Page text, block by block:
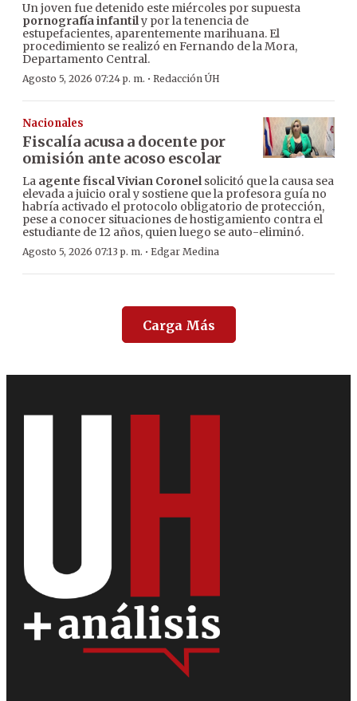
Un joven fue detenido este miércoles por supuesta
pornografía infantily por la tenencia de
estupefacientes, aparentemente marihuana. El
procedimiento se realizó en Fernando de la Mora,
Departamento Central.
Agosto 5, 2026 07:24 p. m. · Redacción ÚH
Nacionales
Fiscalía acusa a docente por
omisión ante acoso escolar
La agente fiscal Vivian Coronelsolicitó que la causa sea
elevada a juicio oral y sostiene que la profesora guía no
habría activado el protocolo obligatorio de protección,
pese a conocer situaciones de hostigamiento contra el
estudiante de 12 años, quien luego se auto-eliminó.
Agosto 5, 2026 07:13 p. m. · Edgar Medina
Carga Más